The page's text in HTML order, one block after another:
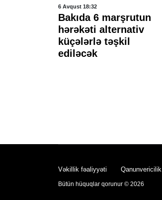
6 Avqust 18:32
Bakıda 6 marşrutun
hərəkəti alternativ
küçələrlə təşkil
ediləcək
Vəkillik fəaliyyəti Qanunvericilik
Bütün hüquqlar qorunur © 2026